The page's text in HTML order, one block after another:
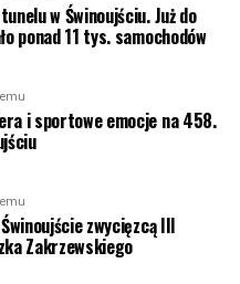
w Świnoujściu. Już do
ponad 11 tys. samochodów
i sportowe emocje na 458.
zwycięzcą III
Zakrzewskiego